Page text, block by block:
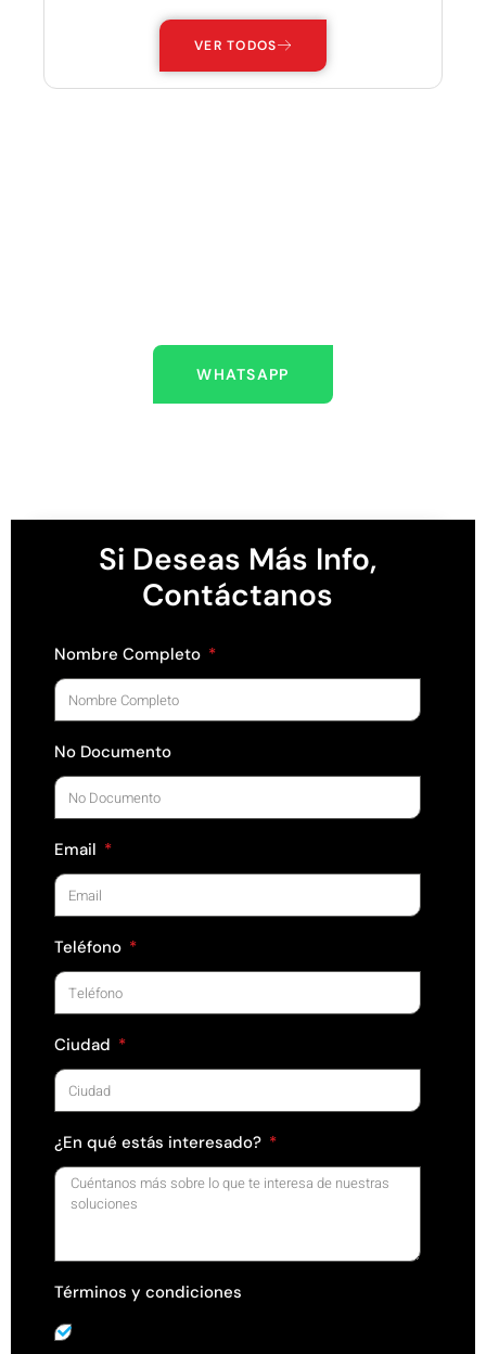
VER TODOS
WHATSAPP
Si Deseas Más Info,
Contáctanos
Nombre Completo
No Documento
Email
Teléfono
Ciudad
¿En qué estás interesado?
Términos y condiciones